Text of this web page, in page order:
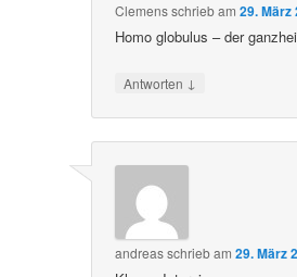
Clemensschriebam29. März
Homo globulus – der
Antworten ↓
andreasschriebam29. März